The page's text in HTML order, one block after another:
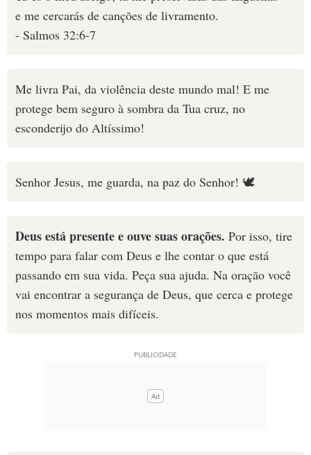
e me cercarás de canções de livramento.
- Salmos 32:6-7
Me livra Pai, da violência deste mundo mal! E me
protege bem seguro à sombra da Tua cruz, no
esconderijo do Altíssimo!
Senhor Jesus, me guarda, na paz do Senhor! 🕊
Deus está presente e ouve suas orações. Por isso, tire
tempo para falar com Deus e lhe contar o que está
passando em sua vida. Peça sua ajuda. Na oração você
vai encontrar a segurança de Deus, que cerca e protege
nos momentos mais difíceis.